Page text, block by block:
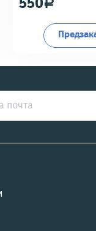
гарнитуры/
Премиум
a